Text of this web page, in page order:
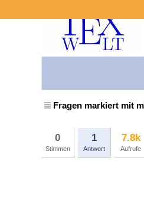
Fragen markiert mit
0
Stimmen
1
Antwort
7.8k
Aufrufe